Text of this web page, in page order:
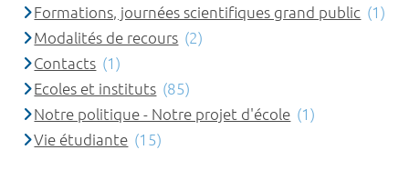
Formations, journées scientifiques grand public (1)
Modalités de recours (2)
Contacts (1)
Ecoles et instituts (85)
Notre politique - Notre projet d'école (1)
Vie étudiante (15)